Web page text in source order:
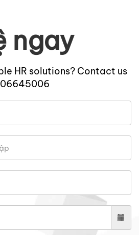
ngay
HR solutions? Contact us